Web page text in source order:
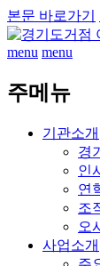
본문 바로가기
menu menu
주메뉴
기관소개
경
인
연
조
오
사업소개